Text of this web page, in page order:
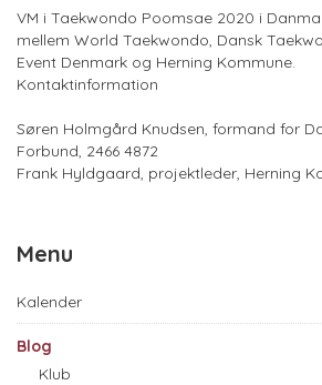
VM i Taekwondo Poomsae 2020 i
mellem World Taekwondo, Dansk
Event Denmark og Herning Kommune.
Kontaktinformation
Søren Holmgård Knudsen, formand for
Forbund, 2466 4872
Frank Hyldgaard, projektleder, Herning
Menu
Kalender
Blog
Klub